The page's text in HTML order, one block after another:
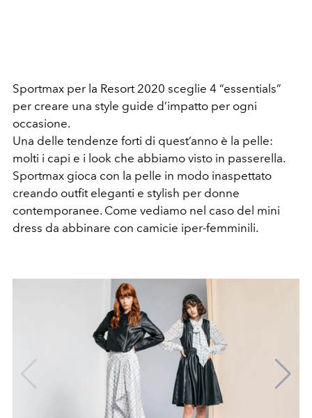
Sportmax per la Resort 2020 sceglie 4 “essentials”
per creare una style guide d’impatto per ogni
occasione.
Una delle tendenze forti di quest’anno è la pelle:
molti i capi e i look che abbiamo visto in passerella.
Sportmax gioca con la pelle in modo inaspettato
creando outfit eleganti e stylish per donne
contemporanee. Come vediamo nel caso del mini
dress da abbinare con camicie iper-femminili.